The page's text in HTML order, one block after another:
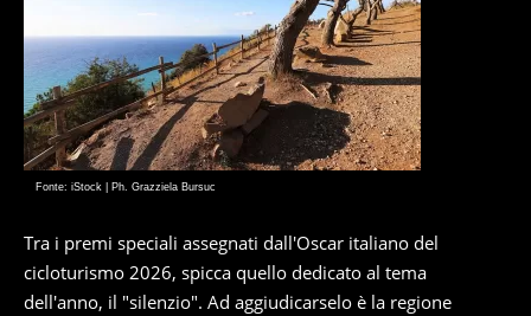
Fonte: iStock | Ph. Grazziela Bursuc
Tra i premi speciali assegnati dall'Oscar italiano del
cicloturismo 2026, spicca quello dedicato al tema
dell'anno, il "silenzio". Ad aggiudicarselo è la regione